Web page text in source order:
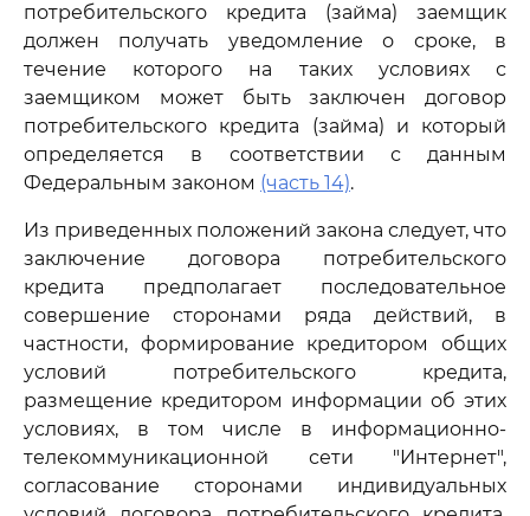
потребительского кредита (займа) заемщик
должен получать уведомление о сроке, в
течение которого на таких условиях с
заемщиком может быть заключен договор
потребительского кредита (займа) и который
определяется в соответствии с данным
Федеральным законом (часть 14).
Из приведенных положений закона следует, что
заключение договора потребительского
кредита предполагает последовательное
совершение сторонами ряда действий, в
частности, формирование кредитором общих
условий потребительского кредита,
размещение кредитором информации об этих
условиях, в том числе в информационно-
телекоммуникационной сети "Интернет",
согласование сторонами индивидуальных